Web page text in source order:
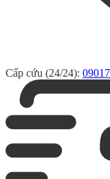
Cấp cứu (24/24):